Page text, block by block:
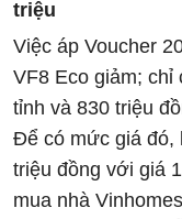
triệu
Việc áp Voucher
VF8 Eco giảm; chỉ
tỉnh và 830 triệu
Để có mức giá đó,
triệu đồng với giá
mua nhà